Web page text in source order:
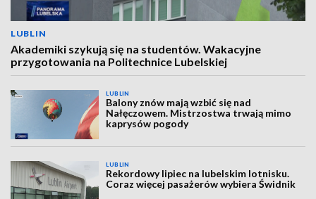
LUBLIN
Akademiki szykują się na studentów. Wakacyjne
przygotowania na Politechnice Lubelskiej
LUBLIN
Balony znów mają wzbić się nad
Nałęczowem. Mistrzostwa trwają mimo
kaprysów pogody
LUBLIN
Rekordowy lipiec na lubelskim lotnisku.
Coraz więcej pasażerów wybiera Świdnik